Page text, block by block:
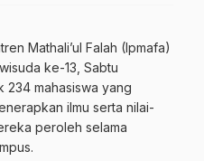
Mathali’ul Falah (Ipmafa)
ke-13, Sabtu
234 mahasiswa yang
ilmu serta nilai-
peroleh selama